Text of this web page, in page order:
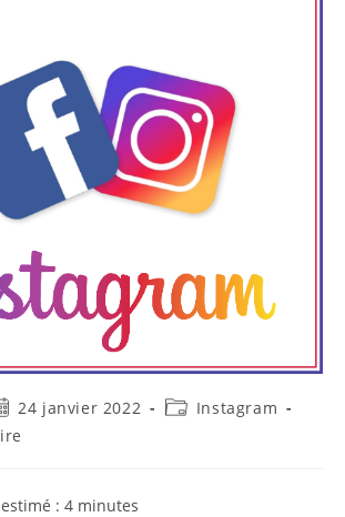
:
24 janvier 2022
PostInstagram
: 4 minutes